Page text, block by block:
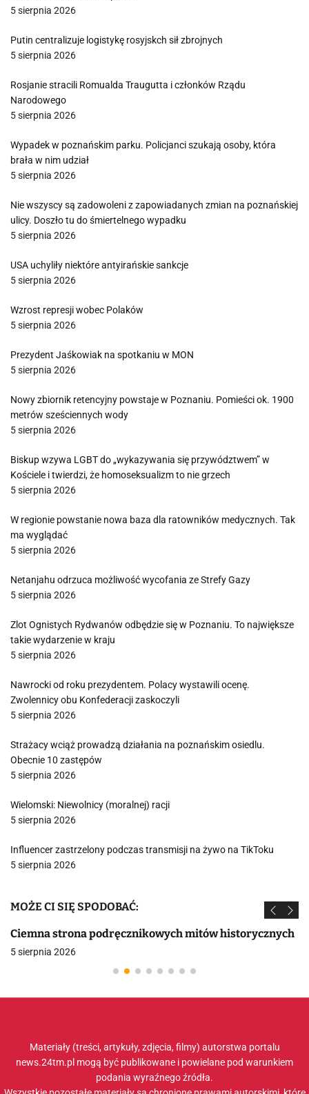
5 sierpnia 2026
Putin centralizuje logistykę rosyjskch sił zbrojnych
5 sierpnia 2026
Rosjanie stracili Romualda Traugutta i członków Rządu
Narodowego
5 sierpnia 2026
Wypadek w poznańskim parku. Policjanci szukają osoby, która
brała w nim udział
5 sierpnia 2026
Nie wszyscy są zadowoleni z zapowiadanych zmian na poznańskiej
ulicy. Doszło tu do śmiertelnego wypadku
5 sierpnia 2026
USA uchyliły niektóre antyirańskie sankcje
5 sierpnia 2026
Wzrost represji wobec Polaków
5 sierpnia 2026
Prezydent Jaśkowiak na spotkaniu w MON
5 sierpnia 2026
Nowy zbiornik retencyjny powstaje w Poznaniu. Pomieści ok. 1900
metrów sześciennych wody
5 sierpnia 2026
Biskup wzywa LGBT do „wykazywania się przywództwem” w
Kościele i twierdzi, że homoseksualizm to nie grzech
5 sierpnia 2026
W regionie powstanie nowa baza dla ratowników medycznych. Tak
ma wyglądać
5 sierpnia 2026
Netanjahu odrzuca możliwość wycofania ze Strefy Gazy
5 sierpnia 2026
Zlot Ognistych Rydwanów odbędzie się w Poznaniu. To największe
takie wydarzenie w kraju
5 sierpnia 2026
Nawrocki od roku prezydentem. Polacy wystawili ocenę.
Zwolennicy obu Konfederacji zaskoczyli
5 sierpnia 2026
Strażacy wciąż prowadzą działania na poznańskim osiedlu.
Obecnie 10 zastępów
5 sierpnia 2026
Wielomski: Niewolnicy (moralnej) racji
5 sierpnia 2026
Influencer zastrzelony podczas transmisji na żywo na TikToku
5 sierpnia 2026
MOŻE CI SIĘ SPODOBAĆ:
Ciemna strona podręcznikowych mitów historycznych
5 sierpnia 2026
Materiały (treści, artykuły, zdjęcia, filmy) autorstwa portalu
news.24tm.pl mogą być publikowane i powielane pod warunkiem
podania wyraźnego źródła.